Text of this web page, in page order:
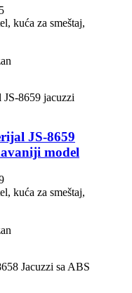
kuća za smeštaj,
JS-8659
model
kuća za smeštaj,